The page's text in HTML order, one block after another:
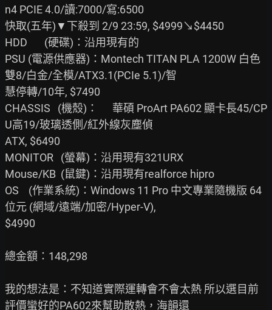
n4 PCIE 4.0/讀:7000/寫:6500
快取(五年)▼下殺到 2/9 23:59, $4999↘$4450
HDD       (硬碟)：沿用現有的
PSU (電源供應器)：Montech TITAN PLA 1200W 白色
雙8/白金/全模/ATX3.1(PCIe 5.1)/智
慧停轉/10年, $7490
CHASSIS   (機殼)：      華碩 ProArt PA602 顯卡長45/CP
U高19/玻璃透側/紅外線灰塵偵
ATX, $6490
MONITOR   (螢幕)：沿用現有321URX
Mouse/KB  (鼠鍵)：沿用現有realforce hipro
OS    (作業系統)：Windows 11 Pro 中文專業隨機版 64
位元 (網域/遠端/加密/Hyper-V),
$4990
總金額：148,298
我的想法是：不知道實際運轉會不會太熱 所以選目前
評價蠻好的PA602來幫助散熱，海韻還